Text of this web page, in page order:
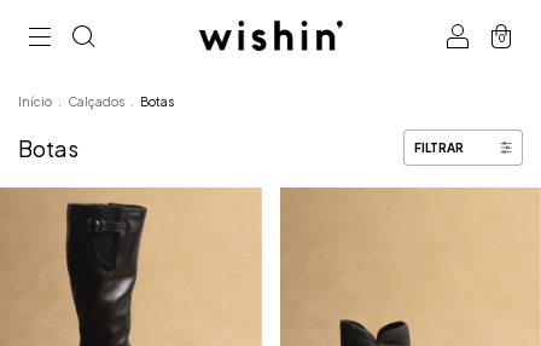
0
Início Calçados Botas
Botas FILTRAR